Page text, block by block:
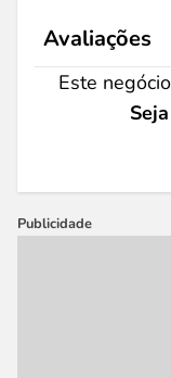
Avaliações
Este
Publicidade